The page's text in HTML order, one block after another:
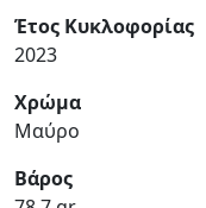
Έτος Κυκλοφορίας
2023
Χρώμα
Μαύρο
Βάρος